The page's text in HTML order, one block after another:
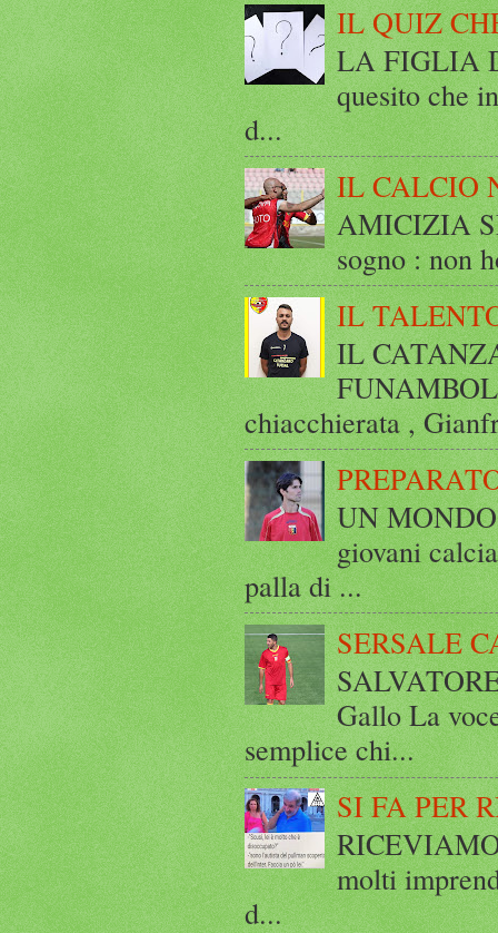
IL QUIZ
LA FIGLIA
quesito che
d...
IL CALCIO
AMICIZIA
sogno : non
IL
IL
chiacchierata ,
UN
giovani
palla di ...
SERSALE
Gallo La
semplice chi...
SI FA PER
molti
d...